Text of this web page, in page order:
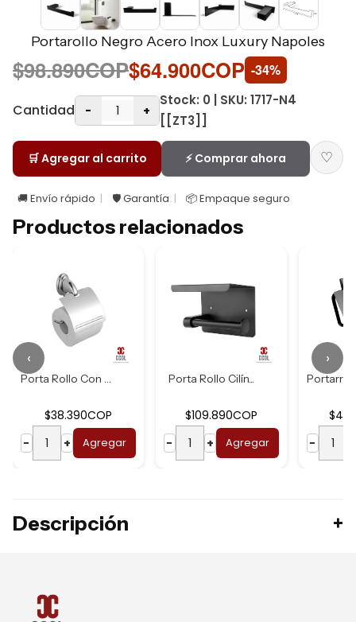
Portarollo Negro Acero Inox Luxury Napoles
$98.890COP$64.900COP -34%
Cantidad - +
Stock: 0 | SKU: 1717-N4
[[ZT3]]
🛒 Agregar al carrito ⚡ Comprar ahora ♡
🚚 Envío rápido 🛡️ Garantía 📦 Empaque seguro
Productos relacionados
Porta Rollo Con C...
$38.390COP
−
+ Agregar
Porta Rollo Cilín...
$109.890COP
−
+ Agregar
−
‹ ›
Descripción